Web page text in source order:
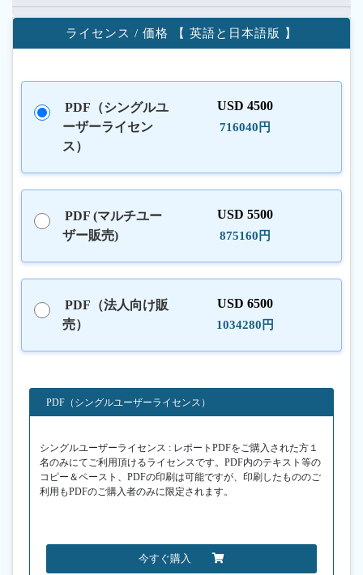
ライセンス / 価格 【 英語と日本語版 】
PDF（シングルユ
ーザーライセン
ス）
USD 4500
716040円
PDF (マルチユー
ザー販売)
USD 5500
875160円
PDF（法人向け販
売）
USD 6500
1034280円
PDF（シングルユーザーライセンス）
シングルユーザーライセンス : レポートPDFをご購入された方１
名のみにてご利用頂けるライセンスです。PDF内のテキスト等の
コピー＆ペースト、PDFの印刷は可能ですが、印刷したもののご
利用もPDFのご購入者のみに限定されます。
今すぐ購入